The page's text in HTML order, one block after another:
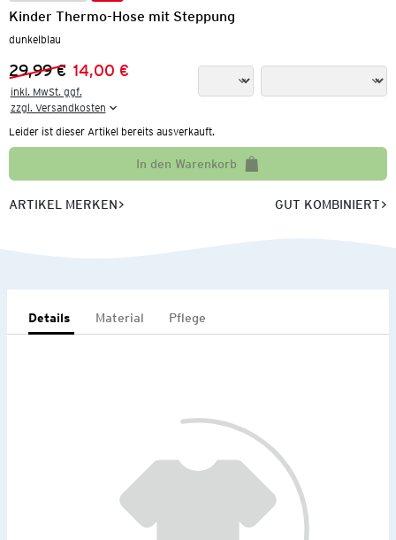
Kinder Thermo-Hose mit Steppung
dunkelblau
Vorheriger Preis:
29,99 €
Neuer Preis:14,00 €
inkl. MwSt. ggf.
zzgl. Versandkosten
Leider ist dieser Artikel bereits ausverkauft.
In den Warenkorb
ARTIKEL MERKEN GUT KOMBINIERT
Details Material Pflege